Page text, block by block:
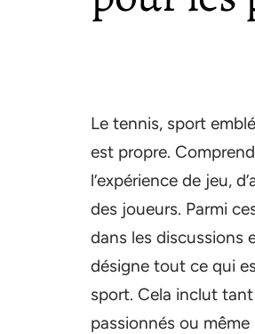
Le tennis, sport
est propre.
l’expérience de jeu,
des joueurs. Parmi
dans les discussions
désigne tout ce qui
sport. Cela inclut
passionnés ou